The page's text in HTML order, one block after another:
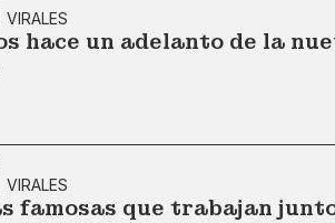
VIRALES
hace un adelanto de la
VIRALES
famosas que trabajan